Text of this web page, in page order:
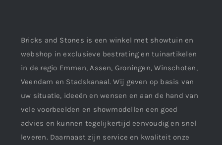
Bricks and Stones is een winkel met showtuin en
webshop in exclusieve bestrating en tuinartikelen
in de regio Emmen, Assen, Groningen, Winschoten,
Veendam en Stadskanaal. Wij geven op basis van
uw situatie, ideeën en wensen en aan de hand van
vele voorbeelden en showmodellen een goed
advies en kunnen tegelijkertijd eenvoudig en snel
leveren. Daarnaast zijn service en kwaliteit onze